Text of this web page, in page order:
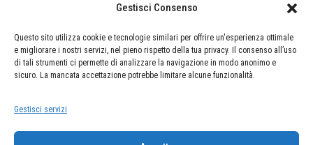
Gestisci Consenso
Questo sito utilizza cookie e tecnologie similari per offrire un'esperienza ottimale
e migliorare i nostri servizi, nel pieno rispetto della tua privacy. Il consenso all’uso
di tali strumenti ci permette di analizzare la navigazione in modo anonimo e
sicuro. La mancata accettazione potrebbe limitare alcune funzionalità.
Gestisci servizi